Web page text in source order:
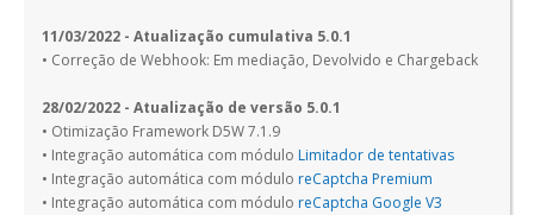
11/03/2022 - Atualização cumulativa 5.0.1
• Correção de Webhook: Em mediação, Devolvido e Chargeback
28/02/2022 - Atualização de versão 5.0.1
• Otimização Framework D5W 7.1.9
• Integração automática com módulo Limitador de tentativas
• Integração automática com módulo reCaptcha Premium
• Integração automática com módulo reCaptcha Google V3